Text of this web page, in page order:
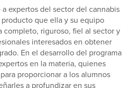
expertos del sector del cannabis
que ella y su equipo
completo, riguroso, fiel al sector y
interesados en obtener
En el desarrollo del programa
en la materia, quienes
proporcionar a los alumnos
a profundizar en sus